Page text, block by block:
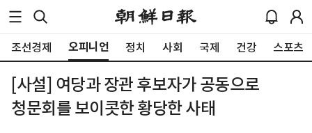
조선경제 오피니언 정치 사회 국제 건강 스포츠
[사설] 여당과 장관 후보자가 공동으로
청문회를 보이콧한 황당한 사태